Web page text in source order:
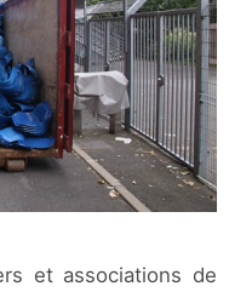
et associations de